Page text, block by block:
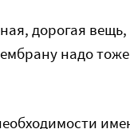
дорогая
надо